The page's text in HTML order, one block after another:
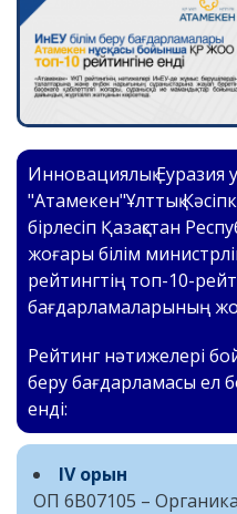
Инновациялық Еуразия
"Атамекен"Ұлттық
бірлесіп Қазақстан
жоғары білім
рейтингтің топ-10-
бағдарламаларының
Рейтинг нәтижелері
беру бағдарламасы ел
енді:
ІV орын
ОП 6B07105 –